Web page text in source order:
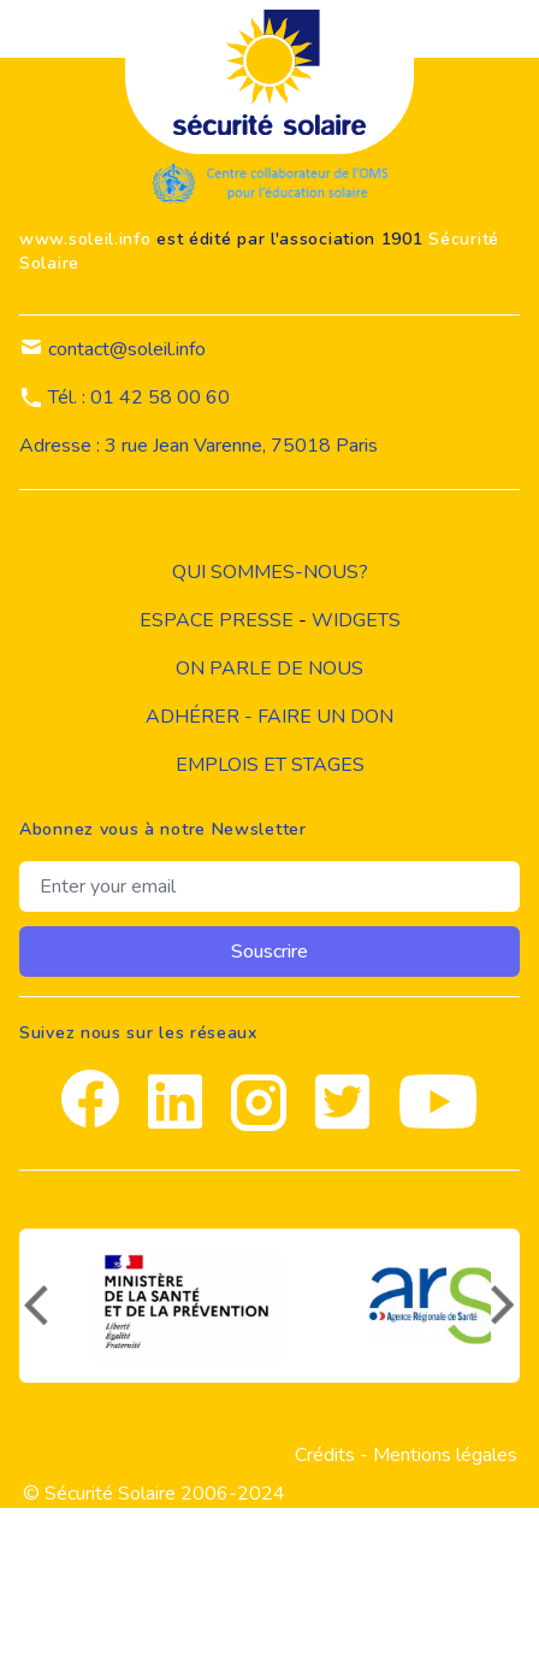
www.soleil.info est édité par l'association 1901Sécurité
Solaire
contact@soleil.info
Tél. : 01 42 58 00 60
Adresse : 3 rue Jean Varenne, 75018 Paris
QUI SOMMES-NOUS?
ESPACE PRESSE - WIDGETS
ON PARLE DE NOUS
ADHÉRER - FAIRE UN DON
EMPLOIS ET STAGES
Abonnez vous à notre Newsletter
Email address
Souscrire
Suivez nous sur les réseaux
Facebook Linkedin Instagram Twitter youtube
© Sécurité Solaire 2006-2024
Crédits - Mentions légales